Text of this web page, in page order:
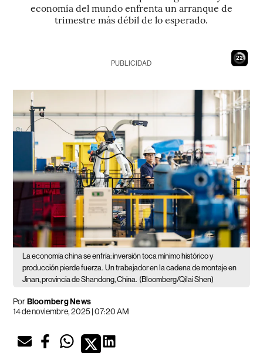
economía del mundo enfrenta un arranque de
trimestre más débil de lo esperado.
21
PUBLICIDAD
La economía china se enfría: inversión toca mínimo histórico y
producción pierde fuerza. Un trabajador en la cadena de montaje en
Jinan, provincia de Shandong, China. (Bloomberg/Qilai Shen)
PorBloomberg News
14 de noviembre, 2025 | 07:20 AM